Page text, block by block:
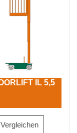
IL 5,5
Vergleichen